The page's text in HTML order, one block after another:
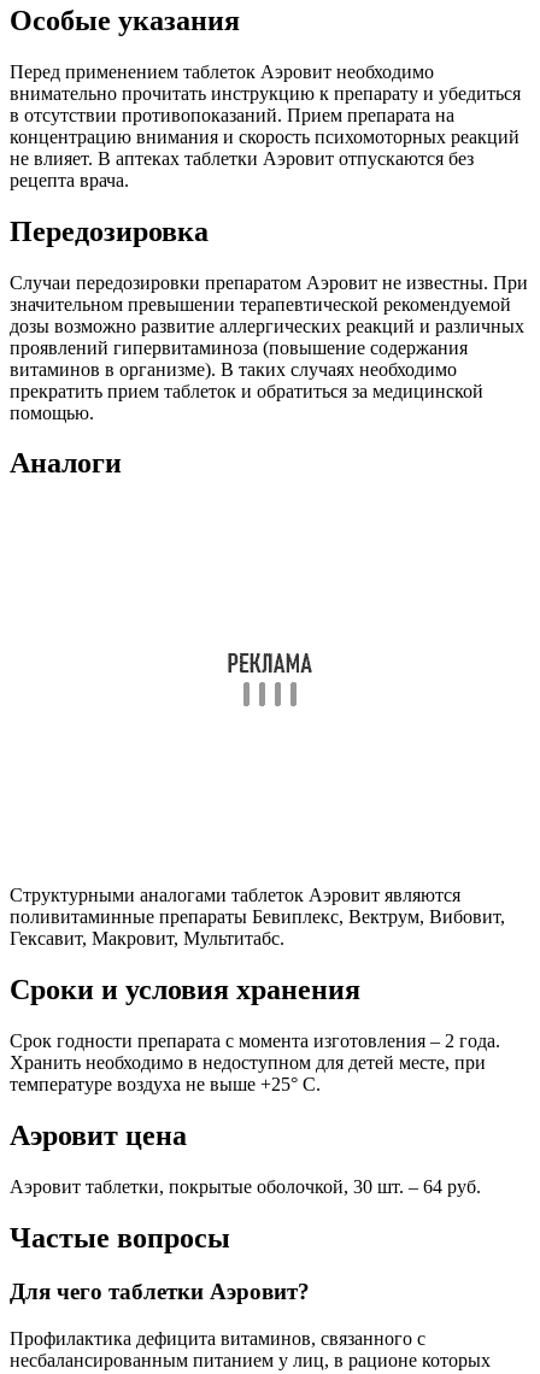
Особые указания
Перед применением таблеток Аэровит необходимо
внимательно прочитать инструкцию к препарату и убедиться
в отсутствии противопоказаний. Прием препарата на
концентрацию внимания и скорость психомоторных реакций
не влияет. В аптеках таблетки Аэровит отпускаются без
рецепта врача.
Передозировка
Случаи передозировки препаратом Аэровит не известны. При
значительном превышении терапевтической рекомендуемой
дозы возможно развитие аллергических реакций и различных
проявлений гипервитаминоза (повышение содержания
витаминов в организме). В таких случаях необходимо
прекратить прием таблеток и обратиться за медицинской
помощью.
Аналоги
Структурными аналогами таблеток Аэровит являются
поливитаминные препараты Бевиплекс, Вектрум, Вибовит,
Гексавит, Макровит, Мультитабс.
Сроки и условия хранения
Срок годности препарата с момента изготовления – 2 года.
Хранить необходимо в недоступном для детей месте, при
температуре воздуха не выше +25° С.
Аэровит цена
Аэровит таблетки, покрытые оболочкой, 30 шт. – 64 руб.
Частые вопросы
Для чего таблетки Аэровит?
Профилактика дефицита витаминов, связанного с
несбалансированным питанием у лиц, в рационе которых